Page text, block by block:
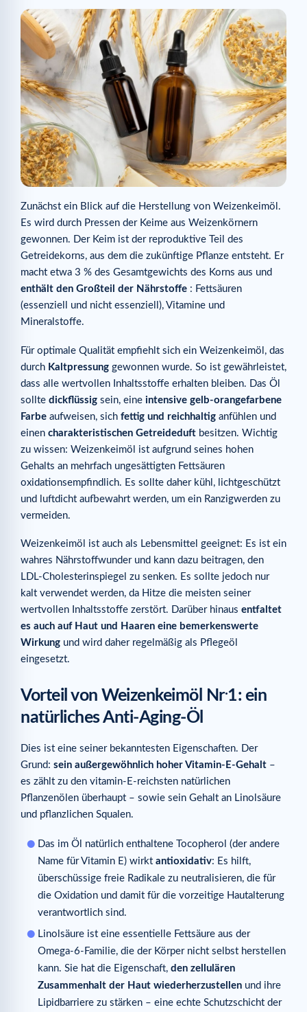
Ähnliche Artikel
Zunächst ein Blick auf die Herstellung von Weizenkeimöl.
Es wird durch Pressen der Keime aus Weizenkörnern
gewonnen. Der Keim ist der reproduktive Teil des
Getreidekorns, aus dem die zukünftige Pflanze entsteht. Er
macht etwa 3 % des Gesamtgewichts des Korns aus und
enthält den Großteil der Nährstoffe : Fettsäuren
(essenziell und nicht essenziell), Vitamine und
Mineralstoffe.
Für optimale Qualität empfiehlt sich ein Weizenkeimöl, das
durch Kaltpressung gewonnen wurde. So ist gewährleistet,
dass alle wertvollen Inhaltsstoffe erhalten bleiben. Das Öl
sollte dickflüssig sein, eine intensive gelb-orangefarbene
Farbe aufweisen, sich fettig und reichhaltig anfühlen und
einen charakteristischen Getreideduft besitzen. Wichtig
zu wissen: Weizenkeimöl ist aufgrund seines hohen
Gehalts an mehrfach ungesättigten Fettsäuren
oxidationsempfindlich. Es sollte daher kühl, lichtgeschützt
und luftdicht aufbewahrt werden, um ein Ranzigwerden zu
vermeiden.
Weizenkeimöl ist auch als Lebensmittel geeignet: Es ist ein
wahres Nährstoffwunder und kann dazu beitragen, den
LDL-Cholesterinspiegel zu senken. Es sollte jedoch nur
kalt verwendet werden, da Hitze die meisten seiner
wertvollen Inhaltsstoffe zerstört. Darüber hinaus entfaltet
es auch auf Haut und Haaren eine bemerkenswerte
Wirkung und wird daher regelmäßig als Pflegeöl
eingesetzt.
Vorteil von Weizenkeimöl Nr.1: ein
natürliches Anti-Aging-Öl
Dies ist eine seiner bekanntesten Eigenschaften. Der
Grund: sein außergewöhnlich hoher Vitamin-E-Gehalt –
es zählt zu den vitamin-E-reichsten natürlichen
Pflanzenölen überhaupt – sowie sein Gehalt an Linolsäure
und pflanzlichen Squalen.
Das im Öl natürlich enthaltene Tocopherol (der andere
Name für Vitamin E) wirkt antioxidativ: Es hilft,
überschüssige freie Radikale zu neutralisieren, die für
die Oxidation und damit für die vorzeitige Hautalterung
verantwortlich sind.
Linolsäure ist eine essentielle Fettsäure aus der
Omega-6-Familie, die der Körper nicht selbst herstellen
kann. Sie hat die Eigenschaft, den zellulären
Zusammenhalt der Haut wiederherzustellen und ihre
Lipidbarriere zu stärken – eine echte Schutzschicht der